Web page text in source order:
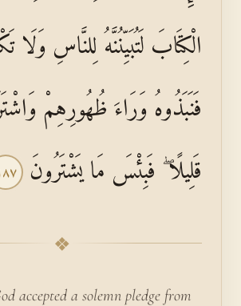
الْكِتَابَ لَتُبَيِّنُنَّهُ لِلنَّاسِ وَلَا
فَنَبَذُوهُ وَرَاءَ ظُهُورِهِمْ
قَلِيلًا ۖ فَبِئْسَ مَا يَشْتَرُونَ
❖
accepted a solemn pledge from